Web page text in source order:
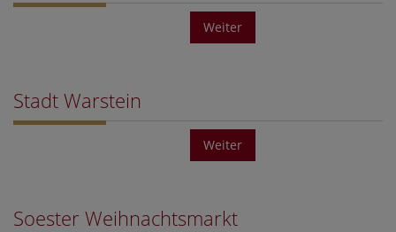
Weiter
Stadt Warstein
Weiter
Soester Weihnachtsmarkt